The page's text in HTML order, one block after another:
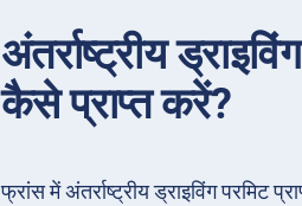
अंतर्राष्ट्रीय
कैसे प्राप्त करें?
फ्रांस में अंतर्राष्ट्रीय ड्राइविंग परमिट